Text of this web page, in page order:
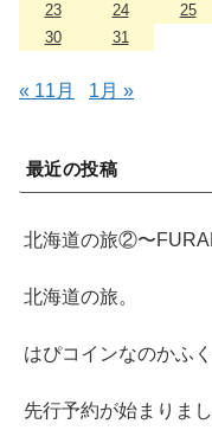
23
24 25
30
31
« 11月 1月 »
最近の投稿
北海道の旅②〜
北海道の旅。
はぴコインなのかふく
先行予約が始まりまし